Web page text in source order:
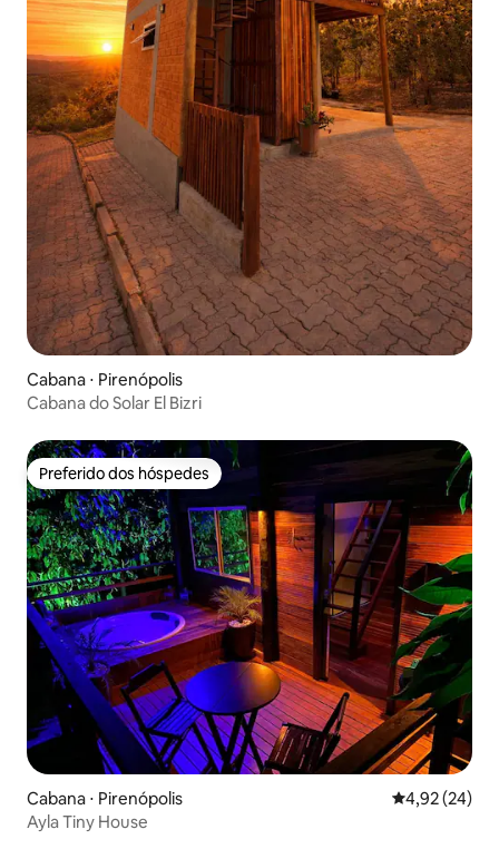
Cabana ⋅ Pirenópolis
Cabana do Solar El Bizri
Preferido dos hóspedes
Preferido dos hóspedes
Cabana ⋅ Pirenópolis 4,92 de uma
4,92 (24)
Ayla Tiny House